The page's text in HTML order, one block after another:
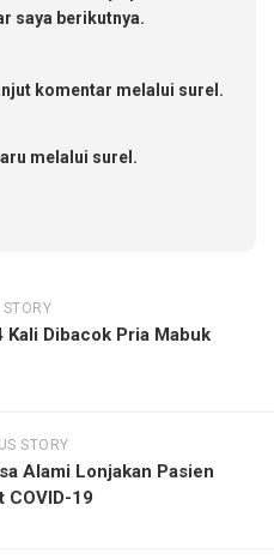
saya berikutnya.
komentar melalui surel.
melalui surel.
Dibacok Pria Mabuk
STORY
Alami Lonjakan Pasien
COVID-19